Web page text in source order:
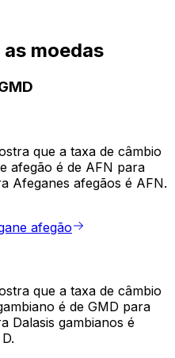
moedas
que a taxa de câmbio
afegão é de AFN para
Afeganes afegãos é AFN.
afegão
que a taxa de câmbio
é de GMD para
Dalasis gambianos é